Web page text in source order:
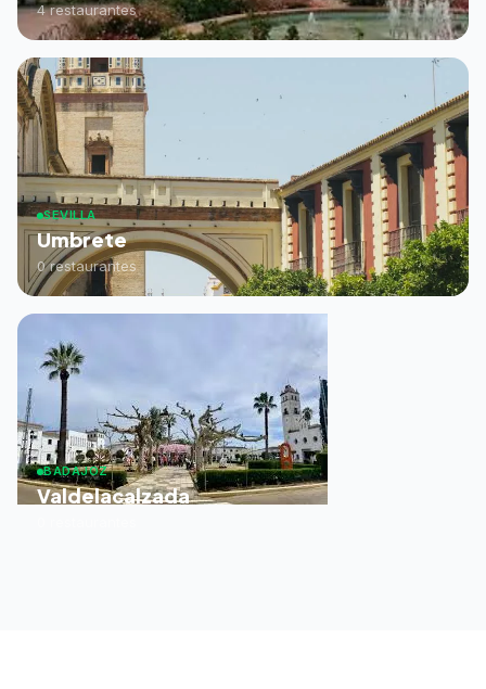
4 restaurantes
SEVILLA
Umbrete
0 restaurantes
BADAJOZ
Valdelacalzada